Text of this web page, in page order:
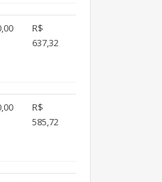
R$
637,32
R$
585,72